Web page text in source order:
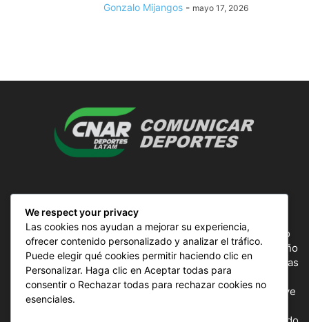
Gonzalo Mijangos - mayo 17, 2026
ComunicAr Deportes es un proyecto de noticias creado
por el director y Productor argentino Ale Gordillo en el año
2018, perteneciente a CnAr Latam y MS Interactiva noticias
deportivas de todo el continente latinoamericano y el
mundo, todos los deportes en un solo sitio, donde se vive
la pasión por esta actividad, nuestros periodistas
We respect your privacy
Las cookies nos ayudan a mejorar su experiencia,
ofrecer contenido personalizado y analizar el tráfico.
Puede elegir qué cookies permitir haciendo clic en
Personalizar. Haga clic en Aceptar todas para
consentir o Rechazar todas para rechazar cookies no
esenciales.